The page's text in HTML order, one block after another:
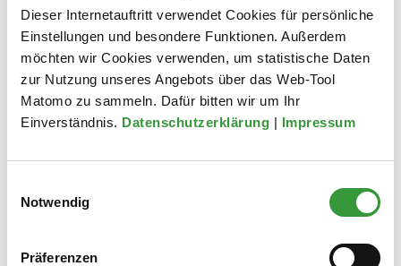
Dieser Internetauftritt verwendet Cookies für persönliche
Einstellungen und besondere Funktionen. Außerdem
möchten wir Cookies verwenden, um statistische Daten
zur Nutzung unseres Angebots über das Web-Tool
Matomo zu sammeln. Dafür bitten wir um Ihr
Einverständnis. Datenschutzerklärung | Impressum
Notwendig
Präferenzen
gelbe Wertstoff­tonne für Kun­st­stoffe & Metalle.
Stellen Sie Ihre Tonne ab6.30 Uhr am Abfuhr­tag
bereit.
Ihr mögliches Tonnen­volumenhier.
Sollte Ihre Tonne für Kunst­stoffe & Metalle einmal
nicht ausreichen, können Sie die Wert­stoffe der
Sonnen­gelben Tonne bei den
Wert­stoff- & Service­